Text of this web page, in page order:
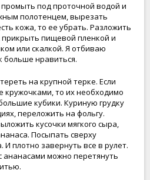
под проточной водой и
полотенцем, вырезать
кожа, то ее убрать. Разложить
прикрыть пищевой пленкой и
или скалкой. Я отбиваю
больше нравиться.
на крупной терке. Если
кружочками, то их необходимо
кубики. Куриную грудку
переложить на фольгу.
кусочки мягкого сыра,
Посыпать сверху
И плотно завернуть все в рулет.
ананасами можно перетянуть